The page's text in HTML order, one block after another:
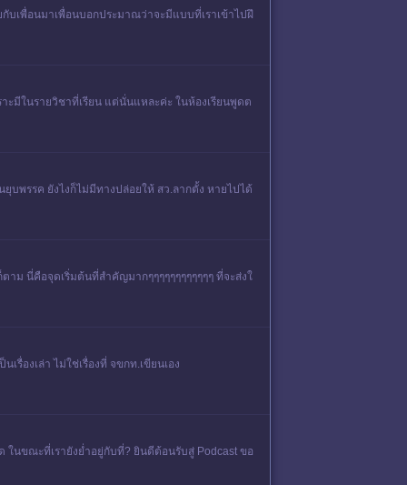
บเพื่อนมาเพื่อนบอกประมาณว่าจะมีแบบที่เราเข้าไปฝึ
ะมีในรายวิชาที่เรียน แต่นั่นแหละค่ะ ในห้องเรียนพูดต
บพรรค ยังไงก็ไม่มีทางปล่อยให้ สว.ลากตั้ง หายไปได้
าม นี่คือจุดเริ่มต้นที่สำคัญมากๆๆๆๆๆๆๆๆๆๆๆๆ ที่จะส่งใ
องเล่า ไม่ใช่เรื่องที่ จขกท.เขียนเอง
ในขณะที่เรายังย่ำอยู่กับที่? ยินดีต้อนรับสู่ Podcast ขอ